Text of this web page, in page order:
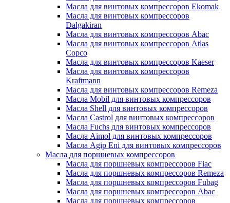
Масла для винтовых компрессоров Ekomak
Масла для винтовых компрессоров
Dalgakiran
Масла для винтовых компрессоров Abac
Масла для винтовых компрессоров Atlas
Copco
Масла для винтовых компрессоров Kaeser
Масла для винтовых компрессоров
Kraftmann
Масла для винтовых компрессоров Remeza
Масла Mobil для винтовых компрессоров
Масла Shell для винтовых компрессоров
Масла Castrol для винтовых компрессоров
Масла Fuchs для винтовых компрессоров
Масла Aimol для винтовых компрессоров
Масла Agip Eni для винтовых компрессоров
Масла для поршневых компрессоров
Масла для поршневых компрессоров Fiac
Масла для поршневых компрессоров Remeza
Масла для поршневых компрессоров Fubag
Масла для поршневых компрессоров Abac
Масла для поршневых компрессоров